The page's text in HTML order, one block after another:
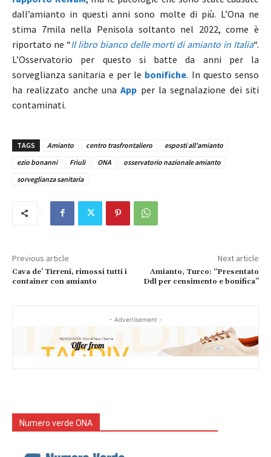
dall’amianto in questi anni sono molte di più. L’Ona ne
stima 7mila nella Penisola soltanto nel 2022, come è
riportato ne “Il libro bianco delle morti di amianto in Italia“.
L’Osservatorio per questo si batte da anni per la
sorveglianza sanitaria e per le bonifiche. In questo senso
ha realizzato anche una App per la segnalazione dei siti
contaminati.
TAGS Amianto centro trasfrontaliero
esposti all'amianto
ezio bonanni
Friuli ONA
osservatorio nazionale amianto
sorveglianza sanitaria
Previous article
Cava de’ Tirreni, rimossi tutti i
container con amianto
Next article
Amianto, Turco: “Presentato
Ddl per censimento e bonifica”
- Advertisement -
Numero verde ONA